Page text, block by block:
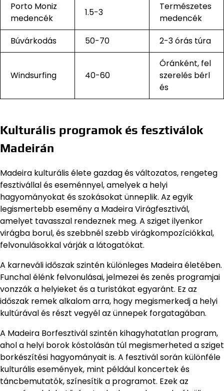
Porto Moniz
medencék
1.5-3
Természetes
medencék
Búvárkodás
50-70 2-3 órás túra
Windsurfing 40-60
Óránként, fel
szerelés bérl
és
Kulturális programok és fesztiválok
Madeirán
Madeira kulturális élete gazdag és változatos, rengeteg
fesztivállal és eseménnyel, amelyek a helyi
hagyományokat és szokásokat ünneplik. Az egyik
legismertebb esemény a Madeira Virágfesztivál,
amelyet tavasszal rendeznek meg. A sziget ilyenkor
virágba borul, és szebbnél szebb virágkompozíciókkal,
felvonulásokkal várják a látogatókat.
A karneváli időszak szintén különleges Madeira életében.
Funchal élénk felvonulásai, jelmezei és zenés programjai
vonzzák a helyieket és a turistákat egyaránt. Ez az
időszak remek alkalom arra, hogy megismerkedj a helyi
kultúrával és részt vegyél az ünnepek forgatagában.
A Madeira Borfesztivál szintén kihagyhatatlan program,
ahol a helyi borok kóstolásán túl megismerheted a sziget
borkészítési hagyományait is. A fesztivál során különféle
kulturális események, mint például koncertek és
táncbemutatók, színesítik a programot. Ezek az